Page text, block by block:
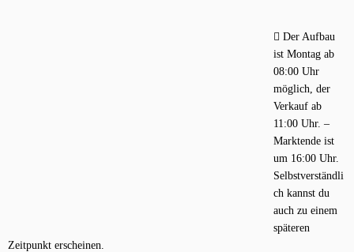
Der Aufbau
ist Montag ab
08:00 Uhr
möglich, der
Verkauf ab
11:00 Uhr. –
Marktende ist
um 16:00 Uhr.
Selbstverständli
ch kannst du
auch zu einem
späteren
Zeitpunkt erscheinen.